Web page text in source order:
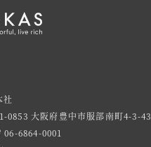
社
0853 大阪府豊中市服部南町4-3-43
6864-0001